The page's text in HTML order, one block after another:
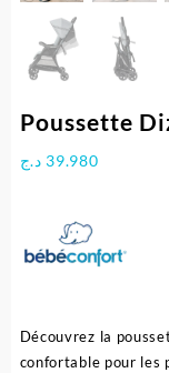
Poussette
39.980 د.ج
Découvrez la
confortable pour les